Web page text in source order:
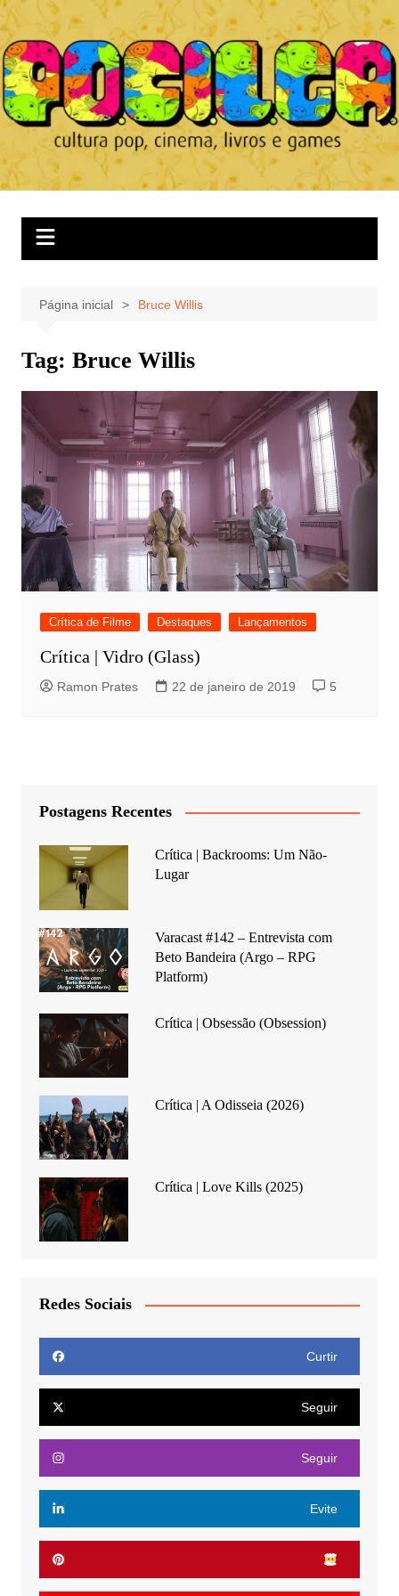
Ir
para
o
conteúdo
Página inicial Bruce Willis
Tag: Bruce Willis
Crítica de Filme Destaques Lançamentos
Crítica | Vidro (Glass)
Ramon Prates 22 de janeiro de 2019 5
Postagens Recentes
Crítica | Backrooms: Um Não-
Lugar
Varacast #142 – Entrevista com
Beto Bandeira (Argo – RPG
Platform)
Crítica | Obsessão (Obsession)
Crítica | A Odisseia (2026)
Crítica | Love Kills (2025)
Redes Sociais
Curtir
Seguir
Seguir
Evite